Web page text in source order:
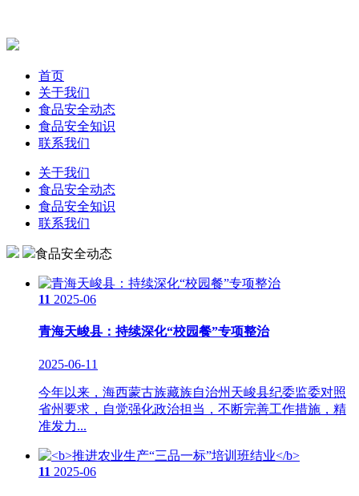
首页
关于我们
食品安全动态
食品安全知识
联系我们
关于我们
食品安全动态
食品安全知识
联系我们
食品安全动态
11 2025-06
青海天峻县：持续深化“校园餐”专项整治
2025-06-11
今年以来，海西蒙古族藏族自治州天峻县纪委监委对照
省州要求，自觉强化政治担当，不断完善工作措施，精
准发力...
11 2025-06